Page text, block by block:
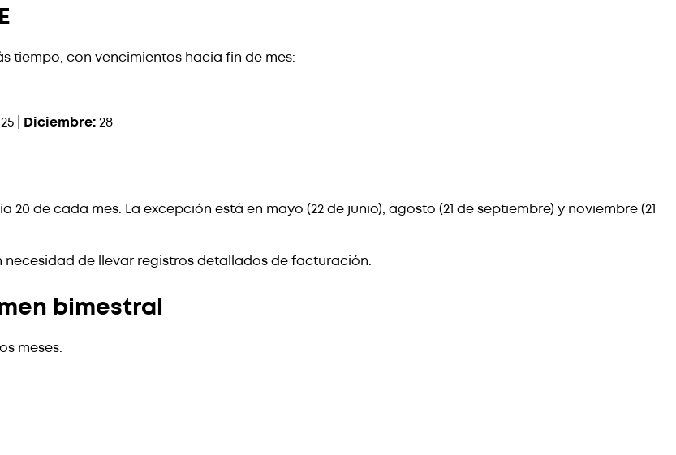
tiempo, con vencimientos hacia fin de mes:
25 | Diciembre:28
de cada mes. La excepción está en mayo (22 de junio), agosto (21 de septiembre) y noviembre (21
necesidad de llevar registros detallados de facturación.
bimestral
meses: